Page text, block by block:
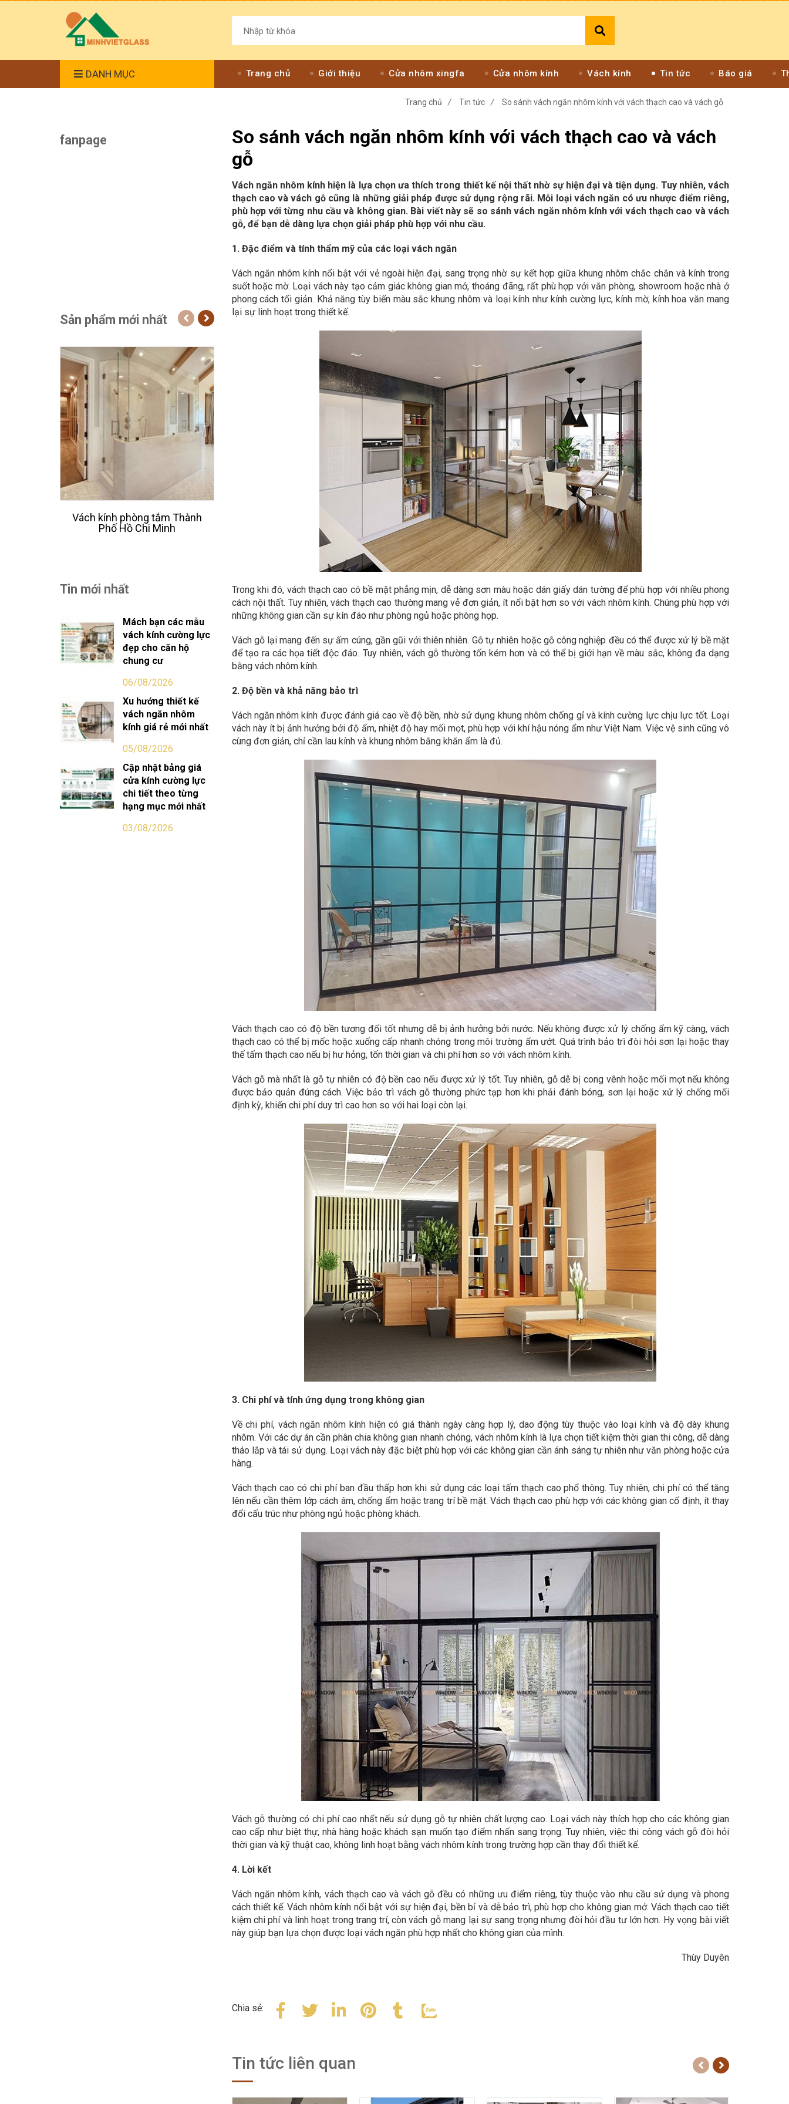
DANH MỤC Trang chủ Giới thiệu Cửa nhôm xingfa Cửa nhôm kính Vách kính Tin tức Báo giá
Trang chủ / Tin tức / So sánh vách ngăn nhôm kính với vách thạch cao và vách gỗ
So sánh vách ngăn nhôm kính với vách thạch cao và vách
gỗ
Vách ngăn nhôm kính hiện là lựa chọn ưa thích trong thiết kế nội thất nhờ sự hiện đại và tiện dụng. Tuy nhiên, vách
thạch cao và vách gỗ cũng là những giải pháp được sử dụng rộng rãi. Mỗi loại vách ngăn có ưu nhược điểm riêng,
phù hợp với từng nhu cầu và không gian. Bài viết này sẽ so sánh vách ngăn nhôm kính với vách thạch cao và vách
gỗ, để bạn dễ dàng lựa chọn giải pháp phù hợp với nhu cầu.
1. Đặc điểm và tính thẩm mỹ của các loại vách ngăn
Vách ngăn nhôm kính nổi bật với vẻ ngoài hiện đại, sang trọng nhờ sự kết hợp giữa khung nhôm chắc chắn và kính trong
suốt hoặc mờ. Loại vách này tạo cảm giác không gian mở, thoáng đãng, rất phù hợp với văn phòng, showroom hoặc nhà ở
phong cách tối giản. Khả năng tùy biến màu sắc khung nhôm và loại kính như kính cường lực, kính mờ, kính hoa văn mang
lại sự linh hoạt trong thiết kế.
Trong khi đó, vách thạch cao có bề mặt phẳng mịn, dễ dàng sơn màu hoặc dán giấy dán tường để phù hợp với nhiều phong
cách nội thất. Tuy nhiên, vách thạch cao thường mang vẻ đơn giản, ít nổi bật hơn so với vách nhôm kính. Chúng phù hợp với
những không gian cần sự kín đáo như phòng ngủ hoặc phòng họp.
Vách gỗ lại mang đến sự ấm cúng, gần gũi với thiên nhiên. Gỗ tự nhiên hoặc gỗ công nghiệp đều có thể được xử lý bề mặt
để tạo ra các họa tiết độc đáo. Tuy nhiên, vách gỗ thường tốn kém hơn và có thể bị giới hạn về màu sắc, không đa dạng
bằng vách nhôm kính.
2. Độ bền và khả năng bảo trì
Vách ngăn nhôm kính được đánh giá cao về độ bền, nhờ sử dụng khung nhôm chống gỉ và kính cường lực chịu lực tốt. Loại
vách này ít bị ảnh hưởng bởi độ ẩm, nhiệt độ hay mối mọt, phù hợp với khí hậu nóng ẩm như Việt Nam. Việc vệ sinh cũng vô
cùng đơn giản, chỉ cần lau kính và khung nhôm bằng khăn ẩm là đủ.
Vách thạch cao có độ bền tương đối tốt nhưng dễ bị ảnh hưởng bởi nước. Nếu không được xử lý chống ẩm kỹ càng, vách
thạch cao có thể bị mốc hoặc xuống cấp nhanh chóng trong môi trường ẩm ướt. Quá trình bảo trì đòi hỏi sơn lại hoặc thay
thế tấm thạch cao nếu bị hư hỏng, tốn thời gian và chi phí hơn so với vách nhôm kính.
Vách gỗ mà nhất là gỗ tự nhiên có độ bền cao nếu được xử lý tốt. Tuy nhiên, gỗ dễ bị cong vênh hoặc mối mọt nếu không
được bảo quản đúng cách. Việc bảo trì vách gỗ thường phức tạp hơn khi phải đánh bóng, sơn lại hoặc xử lý chống mối
định kỳ, khiến chi phí duy trì cao hơn so với hai loại còn lại.
3. Chi phí và tính ứng dụng trong không gian
Về chi phí, vách ngăn nhôm kính hiện có giá thành ngày càng hợp lý, dao động tùy thuộc vào loại kính và độ dày khung
nhôm. Với các dự án cần phân chia không gian nhanh chóng, vách nhôm kính là lựa chọn tiết kiệm thời gian thi công, dễ dàng
tháo lắp và tái sử dụng. Loại vách này đặc biệt phù hợp với các không gian cần ánh sáng tự nhiên như văn phòng hoặc cửa
hàng.
Vách thạch cao có chi phí ban đầu thấp hơn khi sử dụng các loại tấm thạch cao phổ thông. Tuy nhiên, chi phí có thể tăng
lên nếu cần thêm lớp cách âm, chống ẩm hoặc trang trí bề mặt. Vách thạch cao phù hợp với các không gian cố định, ít thay
đổi cấu trúc như phòng ngủ hoặc phòng khách.
Vách gỗ thường có chi phí cao nhất nếu sử dụng gỗ tự nhiên chất lượng cao. Loại vách này thích hợp cho các không gian
cao cấp như biệt thự, nhà hàng hoặc khách sạn muốn tạo điểm nhấn sang trọng. Tuy nhiên, việc thi công vách gỗ đòi hỏi
thời gian và kỹ thuật cao, không linh hoạt bằng vách nhôm kính trong trường hợp cần thay đổi thiết kế.
4. Lời kết
Vách ngăn nhôm kính, vách thạch cao và vách gỗ đều có những ưu điểm riêng, tùy thuộc vào nhu cầu sử dụng và phong
cách thiết kế. Vách nhôm kính nổi bật với sự hiện đại, bền bỉ và dễ bảo trì, phù hợp cho không gian mở. Vách thạch cao tiết
kiệm chi phí và linh hoạt trong trang trí, còn vách gỗ mang lại sự sang trọng nhưng đòi hỏi đầu tư lớn hơn. Hy vọng bài viết
này giúp bạn lựa chọn được loại vách ngăn phù hợp nhất cho không gian của mình.
Thùy Duyên
Chia sẻ:
Tin tức liên quan
fanpage
Sản phẩm mới nhất
Vách kính phòng tắm Thành
Phố Hồ Chi Minh
Vách kính phòng tắm tiện nghi
Tin mới nhất
Mách bạn các mẫu
vách kính cường lực
đẹp cho căn hộ
chung cư
06/08/2026
Xu hướng thiết kế
vách ngăn nhôm
kính giá rẻ mới nhất
05/08/2026
Cập nhật bảng giá
cửa kính cường lực
chi tiết theo từng
hạng mục mới nhất
03/08/2026